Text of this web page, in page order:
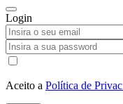
Login
Aceito a Política de